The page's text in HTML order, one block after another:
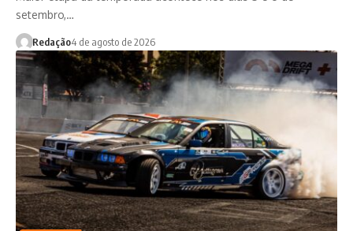
setembro,…
Redação4 de agosto de 2026